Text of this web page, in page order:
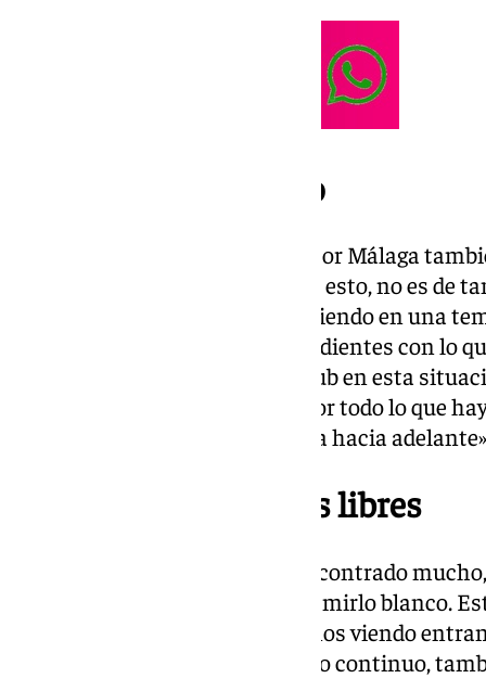
Apuesta en el modelo
«Yo no vivo en las nubes, ando por Málaga
de hoy, no sé lo que ha generado esto, no es de
contrario. Creo que estamos viviendo en una
que darnos con un canto en los dientes con lo
que este modelo y más en un club en esta
copiable el modelo de un club por todo lo que
ganar partidos y llevar el Málaga hacia
Mercado de jugadores libres
«Si no quedando libre no has encontrado
esperanzas en que aparezca un mirlo blanco.
día a día. Los jugadores que vamos viendo
empieza a hacer un seguimiento continuo,